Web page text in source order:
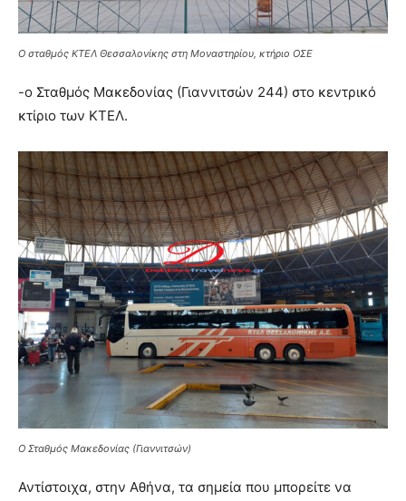
Ο σταθμός ΚΤΕΛ Θεσσαλονίκης στη Μοναστηρίου, κτήριο ΟΣΕ
-ο Σταθμός Μακεδονίας (Γιαννιτσών 244) στο κεντρικό
κτίριο των ΚΤΕΛ.
Ο Σταθμός Μακεδονίας (Γιαννιτσών)
Αντίστοιχα, στην Αθήνα, τα σημεία που μπορείτε να